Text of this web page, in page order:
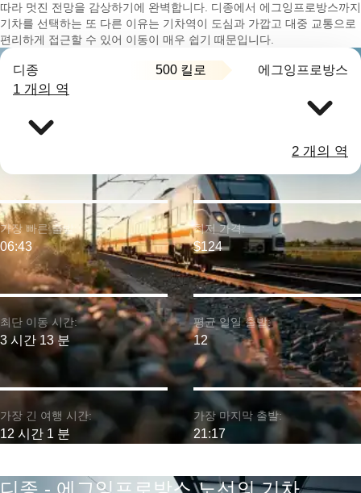
따라 멋진 전망을 감상하기에 완벽합니다. 디종에서 에그잉프로방스까지
기차를 선택하는 또 다른 이유는 기차역이 도심과 가깝고 대중 교통으로
편리하게 접근할 수 있어 이동이 매우 쉽기 때문입니다.
디종 500 킬로 에그잉프로방스
1 개의 역
2 개의 역
최단 이동 시간:
3 시간 13 분
가장 빠른 출발:
06:43
가장 긴 여행 시간:
12 시간 1 분
최저 가격:
$124
평균 일일 출발:
12
가장 마지막 출발:
21:17
디종 - 에그잉프로방스 노선의 기차